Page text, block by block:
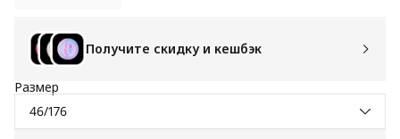
Получите скидку и кешбэк
Размер
46/176